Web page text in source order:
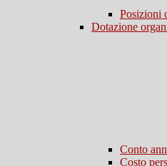
Posizioni
Dotazione
Conto
Costo